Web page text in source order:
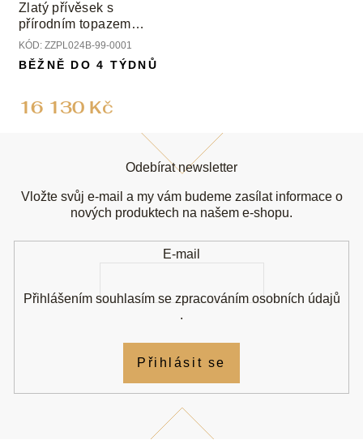
Zlatý přívěsek s
přírodním topazem
White a růžovým safírem
KÓD: ZZPL024B-99-0001
16 130 Kč
BĚŽNĚ DO 4 TÝDNŮ
Odebírat newsletter
Vložte svůj e-mail a my vám budeme zasílat informace o
nových produktech na našem e-shopu.
E-mail
Přihlášením souhlasím se zpracováním osobních údajů
.
Přihlásit se